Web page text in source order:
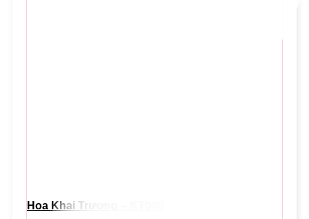
Hoa Khai Trương – KT049